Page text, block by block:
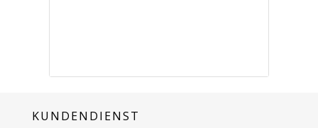
KUNDENDIENST